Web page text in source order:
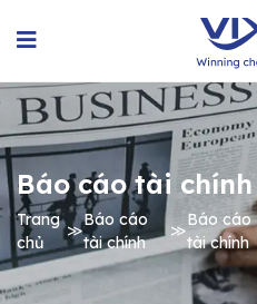
Báo cáo tài chính
Trang
chủ
≫
Báo cáo
tài chính
≫
Báo cáo
tài chính